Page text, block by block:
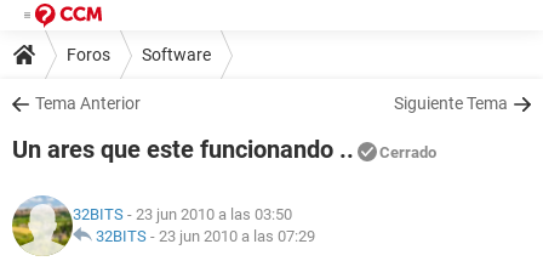
Foros Software
Tema Anterior Siguiente Tema
Un ares que este funcionando .. Cerrado
32BITS - 23 jun 2010 a las 03:50
32BITS - 23 jun 2010 a las 07:29